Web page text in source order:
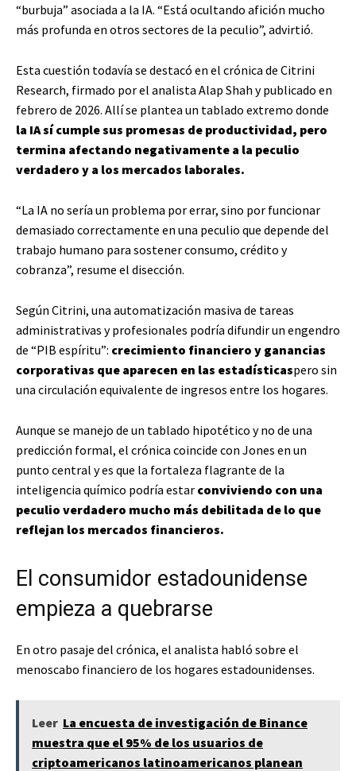
“burbuja” asociada a la IA. “Está ocultando afición mucho
más profunda en otros sectores de la peculio”, advirtió.
Esta cuestión todavía se destacó en el crónica de Citrini
Research, firmado por el analista Alap Shah y publicado en
febrero de 2026. Allí se plantea un tablado extremo donde
la IA sí cumple sus promesas de productividad, pero
termina afectando negativamente a la peculio
verdadero y a los mercados laborales.
“La IA no sería un problema por errar, sino por funcionar
demasiado correctamente en una peculio que depende del
trabajo humano para sostener consumo, crédito y
cobranza”, resume el disección.
Según Citrini, una automatización masiva de tareas
administrativas y profesionales podría difundir un engendro
de “PIB espíritu”: crecimiento financiero y ganancias
corporativas que aparecen en las estadísticaspero sin
una circulación equivalente de ingresos entre los hogares.
Aunque se manejo de un tablado hipotético y no de una
predicción formal, el crónica coincide con Jones en un
punto central y es que la fortaleza flagrante de la
inteligencia químico podría estar conviviendo con una
peculio verdadero mucho más debilitada de lo que
reflejan los mercados financieros.
El consumidor estadounidense
empieza a quebrarse
En otro pasaje del crónica, el analista habló sobre el
menoscabo financiero de los hogares estadounidenses.
Leer La encuesta de investigación de Binance
muestra que el 95% de los usuarios de
criptoamericanos latinoamericanos planean